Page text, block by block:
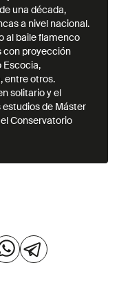
una década,
a nivel nacional.
al baile flamenco
con proyección
Escocia,
entre otros.
solitario y el
de Máster
Conservatorio